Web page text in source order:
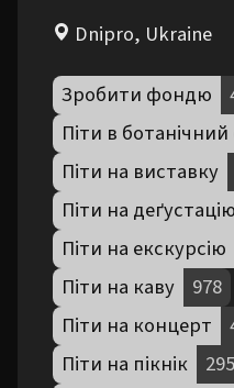
Dnipro, Ukraine
Зробити фондю
Піти в ботанічний
Піти на виставку
Піти на деґустацію
Піти на екскурсію
Піти на каву
978
Піти на концерт
Піти на пікнік
295